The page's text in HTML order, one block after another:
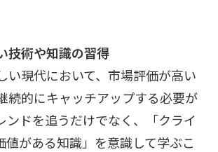
技術や知識の習得
い現代において、市場評価が高い
続的にキャッチアップする必要が
ンドを追うだけでなく、「クライ
値がある知識」を意識して学ぶこ